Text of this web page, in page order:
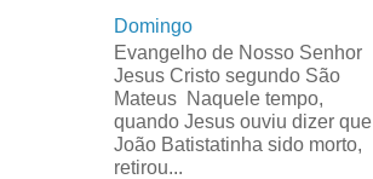
Domingo
Evangelho de Nosso Senhor
Jesus Cristo segundo São
Mateus Naquele tempo,
quando Jesus ouviu dizer que
João Batistatinha sido morto,
retirou...